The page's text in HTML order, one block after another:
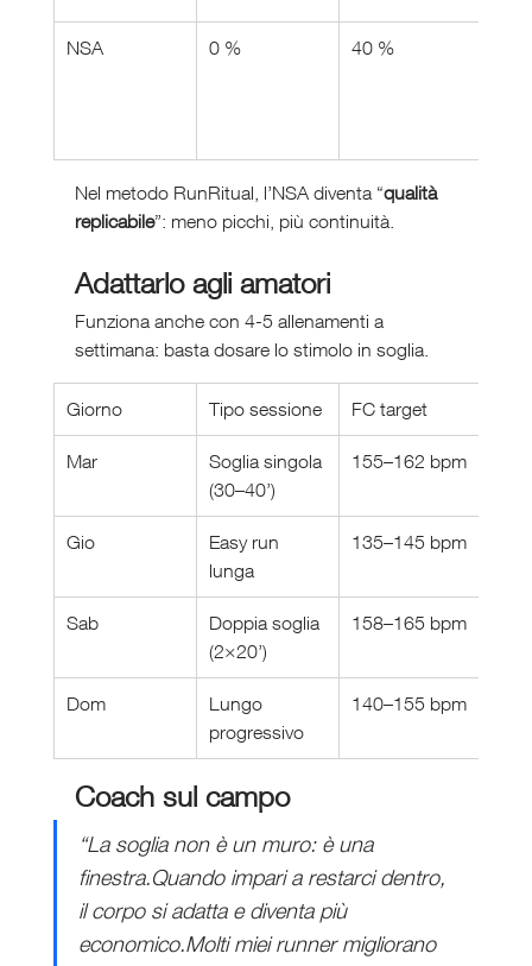
NSA 0 % 40 %
Nel metodo RunRitual, l’NSA diventa “qualità
replicabile”: meno picchi, più continuità.
Adattarlo agli amatori
Funziona anche con 4-5 allenamenti a
settimana: basta dosare lo stimolo in soglia.
Giorno Tipo sessione FC target
Mar
Soglia singola
(30–40’)
155–162 bpm
Gio
Easy run
lunga
135–145 bpm
Sab
Doppia soglia
(2×20’)
158–165 bpm
Dom
Lungo
progressivo
140–155 bpm
Coach sul campo
“La soglia non è un muro: è una
finestra.Quando impari a restarci dentro,
il corpo si adatta e diventa più
economico.Molti miei runner migliorano